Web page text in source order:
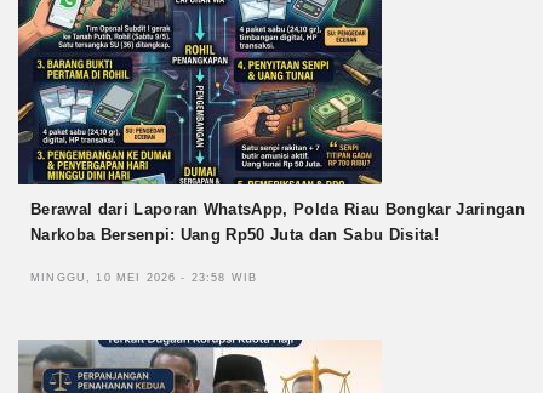
Berawal dari Laporan WhatsApp, Polda Riau Bongkar Jaringan
Narkoba Bersenpi: Uang Rp50 Juta dan Sabu Disita!
MINGGU, 10 MEI 2026 - 23:58 WIB